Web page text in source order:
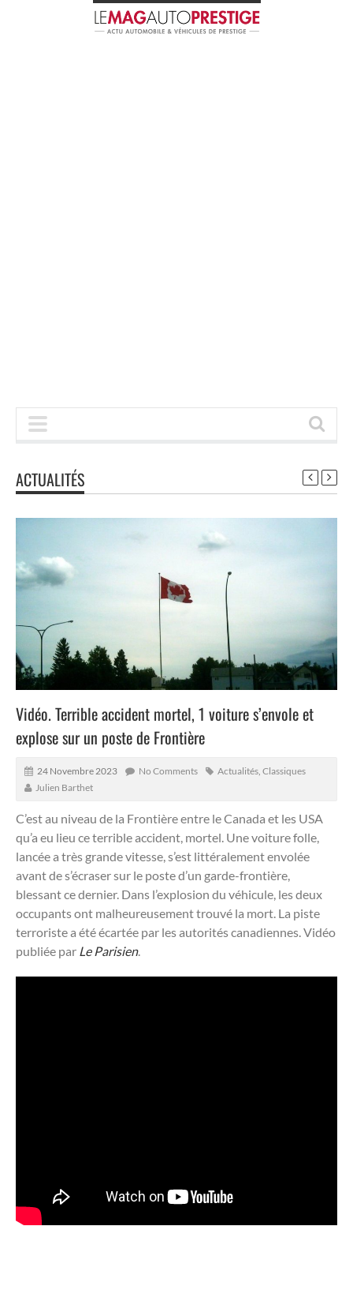
ACTUALITÉS
Vidéo. Terrible accident mortel, 1 voiture s’envole et
explose sur un poste de Frontière
24 Novembre 2023 No Comments Actualités Classiques
Julien Barthet
C’est au niveau de la Frontière entre le Canada et les USA
qu’a eu lieu ce terrible accident, mortel. Une voiture folle,
lancée a très grande vitesse, s’est littéralement envolée
avant de s’écraser sur le poste d’un garde-frontière,
blessant ce dernier. Dans l’explosion du véhicule, les deux
occupants ont malheureusement trouvé la mort. La piste
terroriste a été écartée par les autorités canadiennes. Vidéo
publiée par Le Parisien.